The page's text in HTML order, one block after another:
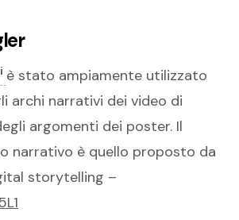
i è stato ampiamente utilizzato
archi narrativi dei video di
argomenti dei poster. Il
narrativo è quello proposto da
storytelling –